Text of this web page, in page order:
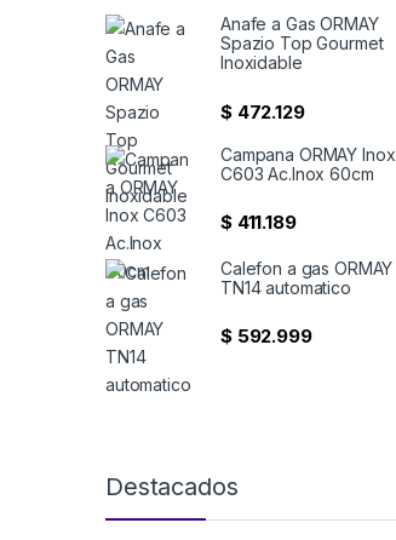
Anafe a Gas ORMAY
Spazio Top Gourmet
Inoxidable
$472.129
Campana ORMAY Inox
C603 Ac.Inox 60cm
$411.189
Calefon a gas ORMAY
TN14 automatico
$592.999
Destacados